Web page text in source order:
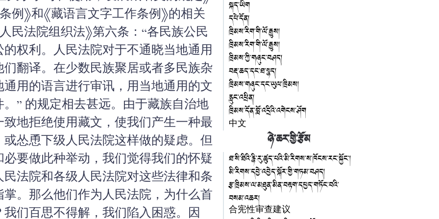
》和《藏语言文字工作条例》的相关
民法院组织法》第六条：“各民族公民
权利。 人民法院对于不通晓当地通用
翻译。在少数民族聚居或者多民族杂
用的语言进行审讯， 用当地通用的文
” 的规定相去甚远。 由于藏族自治地
地拒绝使用藏文， 使我们产生一种最
或怂恿下级人民法院这样做的疑虑。 但
要做此种举动， 我们觉得我们的怀疑
法院和各级人民法院对这些法律和条
。那么他们作为人民法院， 为什么首
们百思不得解， 我们陷入困惑。因
སྐད་ཡིག
དཔེ་དོན།
ཁྲིམས་རིག་གི་ལོ་རྒྱུས།
ཁྲིམས་རིག་གི་ལོ་རྒྱུས།
ཁྲིམས་ཀྱི་གཞུང་བཤད།
བརྡ་ཆད་དང་ཐ་སྙད།
ཁྲིམས་གཞུང་དང་ཡུལ་ཁྲིམས།
རླུང་འཕྲིན།
ཁྲིམས་དོན་བློ་འདྲིའི་འགེངས་ཤོག
中文
ཉེ་ཆར་གྱི་རྩོམ
ཐ་སི་ཐིའི་རྙི་རུ་ཚུད་པའི་མི་རིགས་ས་ཁོངས་རང་སྐྱོང་།
མི་རིགས་དབྱེ་འབྱེད་སྐོར་གྱི་གཏམ་བཤད།
རྩ་ཁྲིམས་ལ་མཐུན་མིན་བརྟག་དཔྱད་གཏོང་བའི་
བསམ་འཆར།
合宪性审查建议